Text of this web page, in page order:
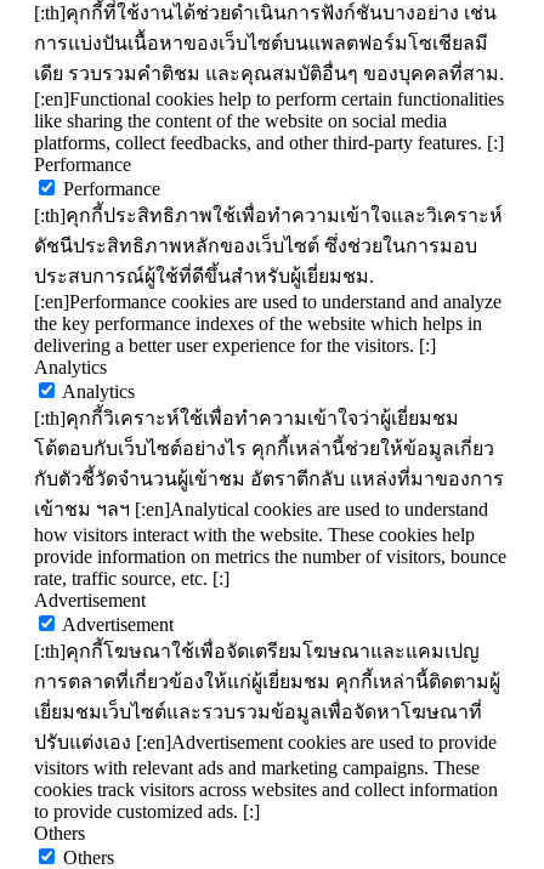
[:th]คุกกี้ที่ใช้งานได้ช่วยดำเนินการฟังก์ชันบางอย่าง เช่น
การแบ่งปันเนื้อหาของเว็บไซต์บนแพลตฟอร์มโซเชียลมี
เดีย รวบรวมคำติชม และคุณสมบัติอื่นๆ ของบุคคลที่สาม.
[:en]Functional cookies help to perform certain functionalities
like sharing the content of the website on social media
platforms, collect feedbacks, and other third-party features. [:]
Performance
Performance
[:th]คุกกี้ประสิทธิภาพใช้เพื่อทำความเข้าใจและวิเคราะห์
ดัชนีประสิทธิภาพหลักของเว็บไซต์ ซึ่งช่วยในการมอบ
ประสบการณ์ผู้ใช้ที่ดีขึ้นสำหรับผู้เยี่ยมชม.
[:en]Performance cookies are used to understand and analyze
the key performance indexes of the website which helps in
delivering a better user experience for the visitors. [:]
Analytics
Analytics
[:th]คุกกี้วิเคราะห์ใช้เพื่อทำความเข้าใจว่าผู้เยี่ยมชม
โต้ตอบกับเว็บไซต์อย่างไร คุกกี้เหล่านี้ช่วยให้ข้อมูลเกี่ยว
กับตัวชี้วัดจำนวนผู้เข้าชม อัตราตีกลับ แหล่งที่มาของการ
เข้าชม ฯลฯ [:en]Analytical cookies are used to understand
how visitors interact with the website. These cookies help
provide information on metrics the number of visitors, bounce
rate, traffic source, etc. [:]
Advertisement
Advertisement
[:th]คุกกี้โฆษณาใช้เพื่อจัดเตรียมโฆษณาและแคมเปญ
การตลาดที่เกี่ยวข้องให้แก่ผู้เยี่ยมชม คุกกี้เหล่านี้ติดตามผู้
เยี่ยมชมเว็บไซต์และรวบรวมข้อมูลเพื่อจัดหาโฆษณาที่
ปรับแต่งเอง [:en]Advertisement cookies are used to provide
visitors with relevant ads and marketing campaigns. These
cookies track visitors across websites and collect information
to provide customized ads. [:]
Others
Others